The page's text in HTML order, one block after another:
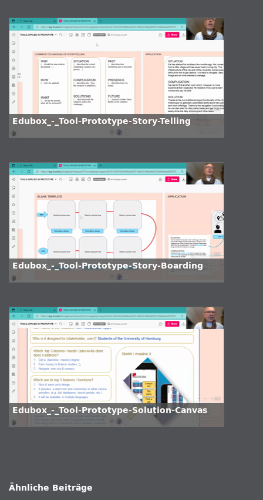
Edubox_-_Tool-Prototype-Story-Telling
Edubox_-_Tool-Prototype-Story-Boarding
Edubox_-_Tool-Prototype-Solution-Canvas
Ähnliche Beiträge